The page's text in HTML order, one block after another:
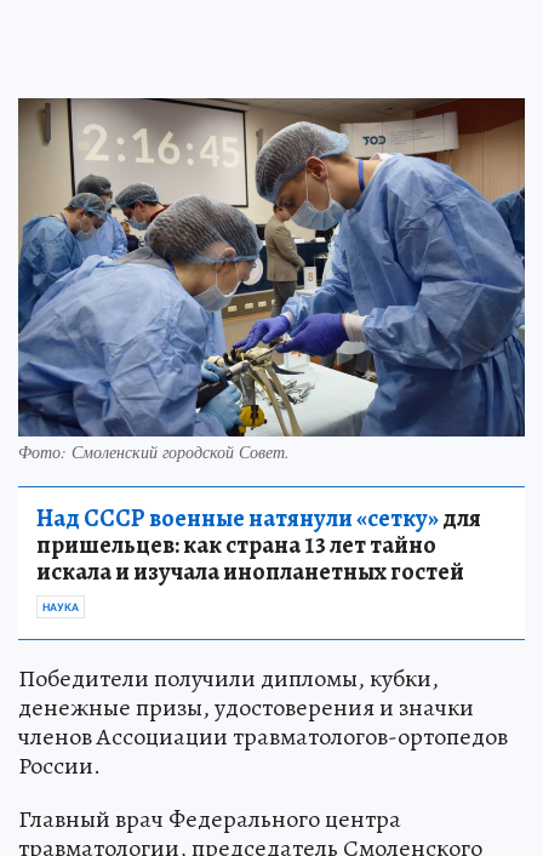
Фото: Смоленский городской Совет.
Над СССР военные натянули «сетку»для
пришельцев: как страна 13 лет тайно
искала и изучала инопланетных гостей
НАУКА
Победители получили дипломы, кубки,
денежные призы, удостоверения и значки
членов Ассоциации травматологов-ортопедов
России.
Главный врач Федерального центра
травматологии, председатель Смоленского